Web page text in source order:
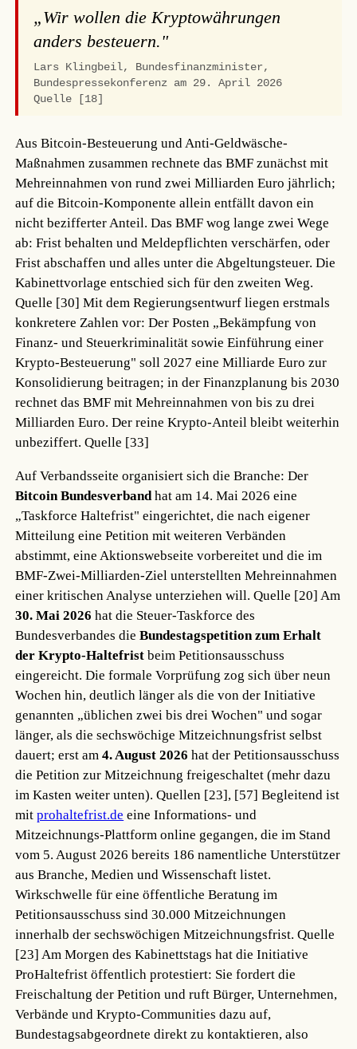
„Wir wollen die Kryptowährungen
anders besteuern."
Lars Klingbeil, Bundesfinanzminister,
Bundespressekonferenz am 29. April 2026
Quelle [18]
Aus Bitcoin-Besteuerung und Anti-Geldwäsche-
Maßnahmen zusammen rechnete das BMF zunächst mit
Mehreinnahmen von rund zwei Milliarden Euro jährlich;
auf die Bitcoin-Komponente allein entfällt davon ein
nicht bezifferter Anteil. Das BMF wog lange zwei Wege
ab: Frist behalten und Meldepflichten verschärfen, oder
Frist abschaffen und alles unter die Abgeltungsteuer. Die
Kabinettvorlage entschied sich für den zweiten Weg.
Quelle [30] Mit dem Regierungsentwurf liegen erstmals
konkretere Zahlen vor: Der Posten „Bekämpfung von
Finanz- und Steuerkriminalität sowie Einführung einer
Krypto-Besteuerung" soll 2027 eine Milliarde Euro zur
Konsolidierung beitragen; in der Finanzplanung bis 2030
rechnet das BMF mit Mehreinnahmen von bis zu drei
Milliarden Euro. Der reine Krypto-Anteil bleibt weiterhin
unbeziffert.Quelle [33]
Auf Verbandsseite organisiert sich die Branche: Der
Bitcoin Bundesverbandhat am 14. Mai 2026 eine
„Taskforce Haltefrist" eingerichtet, die nach eigener
Mitteilung eine Petition mit weiteren Verbänden
abstimmt, eine Aktionswebseite vorbereitet und die im
BMF-Zwei-Milliarden-Ziel unterstellten Mehreinnahmen
einer kritischen Analyse unterziehen will.Quelle [20] Am
30. Mai 2026 hat die Steuer-Taskforce des
Bundesverbandes dieBundestagspetition zum Erhalt
der Krypto-Haltefrist beim Petitionsausschuss
eingereicht. Die formale Vorprüfung zog sich über neun
Wochen hin, deutlich länger als die von der Initiative
genannten „üblichen zwei bis drei Wochen" und sogar
länger, als die sechswöchige Mitzeichnungsfrist selbst
dauert; erst am4. August 2026 hat der Petitionsausschuss
die Petition zur Mitzeichnung freigeschaltet (mehr dazu
im Kasten weiter unten).Quellen [23], [57] Begleitend ist
mitprohaltefrist.de eine Informations- und
Mitzeichnungs-Plattform online gegangen, die im Stand
vom 5. August 2026 bereits 186 namentliche Unterstützer
aus Branche, Medien und Wissenschaft listet.
Wirkschwelle für eine öffentliche Beratung im
Petitionsausschuss sind 30.000 Mitzeichnungen
innerhalb der sechswöchigen Mitzeichnungsfrist.Quelle
[23] Am Morgen des Kabinettstags hat die Initiative
ProHaltefrist öffentlich protestiert: Sie fordert die
Freischaltung der Petition und ruft Bürger, Unternehmen,
Verbände und Krypto-Communities dazu auf,
Bundestagsabgeordnete direkt zu kontaktieren, also